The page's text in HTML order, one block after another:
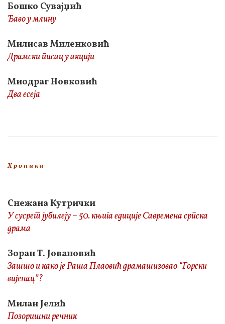
Бошко Сувајџић
Ђаво у млину
Милисав Миленковић
Драмски писац у акцији
Миодраг Новковић
Два есеја
Х р о н и к а
Снежана Кутрички
У сусрет јубилеју – 50. књига едиције Савремена српска
драма
Зоран Т. Јовановић
Зашто и како је Раша Плаовић драматизовао “Горски
вијенац”?
Милан Јелић
Позоришни речник